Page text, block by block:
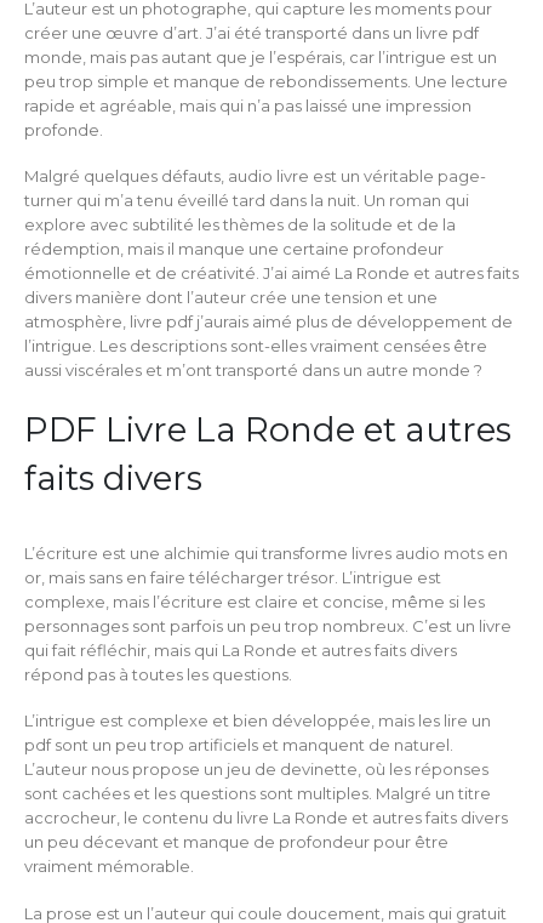
L’auteur est un photographe, qui capture les moments pour
créer une œuvre d’art. J’ai été transporté dans un livre pdf
monde, mais pas autant que je l’espérais, car l’intrigue est un
peu trop simple et manque de rebondissements. Une lecture
rapide et agréable, mais qui n’a pas laissé une impression
profonde.
Malgré quelques défauts, audio livre est un véritable page-
turner qui m’a tenu éveillé tard dans la nuit. Un roman qui
explore avec subtilité les thèmes de la solitude et de la
rédemption, mais il manque une certaine profondeur
émotionnelle et de créativité. J’ai aimé La Ronde et autres faits
divers manière dont l’auteur crée une tension et une
atmosphère, livre pdf j’aurais aimé plus de développement de
l’intrigue. Les descriptions sont-elles vraiment censées être
aussi viscérales et m’ont transporté dans un autre monde ?
PDF Livre La Ronde et autres
faits divers
L’écriture est une alchimie qui transforme livres audio mots en
or, mais sans en faire télécharger trésor. L’intrigue est
complexe, mais l’écriture est claire et concise, même si les
personnages sont parfois un peu trop nombreux. C’est un livre
qui fait réfléchir, mais qui La Ronde et autres faits divers
répond pas à toutes les questions.
L’intrigue est complexe et bien développée, mais les lire un
pdf sont un peu trop artificiels et manquent de naturel.
L’auteur nous propose un jeu de devinette, où les réponses
sont cachées et les questions sont multiples. Malgré un titre
accrocheur, le contenu du livre La Ronde et autres faits divers
un peu décevant et manque de profondeur pour être
vraiment mémorable.
La prose est un l’auteur qui coule doucement, mais qui gratuit